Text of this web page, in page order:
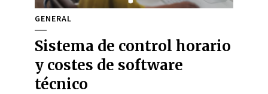
GENERAL
Sistema de control horario
y costes de software
técnico